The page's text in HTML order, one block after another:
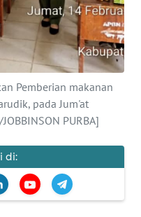
Pemberian makanan
pada Jum'at
PURBA]
di: